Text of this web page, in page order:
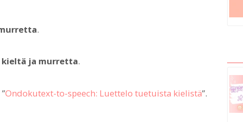
.
kieltä ja murretta.
Ondokutext-to-speech: Luettelo tuetuista kielistä”.